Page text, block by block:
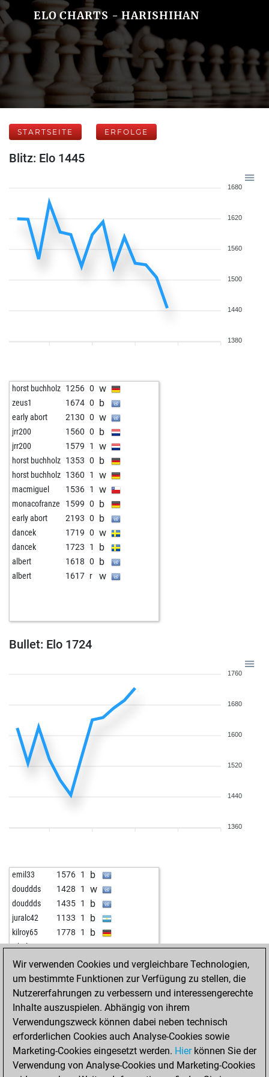
ELO CHARTS - HARISHIHAN
STARTSEITE ERFOLGE
Blitz: Elo 1445
1680
1620
1560
1500
1440
1380
horst buchholz 1256 0 w
zeus1 1674 0 b
early abort 2130 0 w
jrr200 1560 0 b
jrr200 1579 1 w
horst buchholz 1353 0 b
horst buchholz 1360 1 w
macmiguel 1536 1 w
monacofranze 1599 0 b
early abort 2193 0 b
dancek 1719 0 w
dancek 1723 1 b
albert 1618 0 b
albert 1617 r w
Bullet: Elo 1724
1760
1680
1600
1520
1440
1360
emil33 1576 1 b
douddds 1428 1 w
douddds 1435 1 b
juralc42 1133 1 b
kilroy65 1778 1 b
whale 1650 1 w
whale 1640 0 b
whale 1627 0 w
asar13 1577 0 w
the big man 1598 1 b
the big man 1579 0 w
Wir verwenden Cookies und vergleichbare Technologien,
um bestimmte Funktionen zur Verfügung zu stellen, die
Nutzererfahrungen zu verbessern und interessengerechte
Inhalte auszuspielen. Abhängig von ihrem
Verwendungszweck können dabei neben technisch
erforderlichen Cookies auch Analyse-Cookies sowie
Marketing-Cookies eingesetzt werden. Hierkönnen Sie der
Verwendung von Analyse-Cookies und Marketing-Cookies